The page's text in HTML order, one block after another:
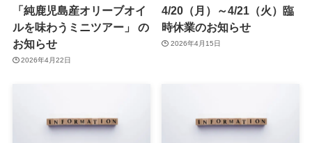
「純鹿児島産オリーブオイ
ルを味わうミニツアー」 の
お知らせ
2026年4月22日
4/20（月）～4/21（火）臨
時休業のお知らせ
2026年4月15日